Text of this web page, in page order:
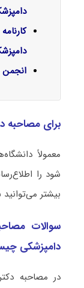
انجمن
برای مصاحبه
معمولاً
شود را
بیشتر
سوالات
دامپزشکی
در مصاحبه